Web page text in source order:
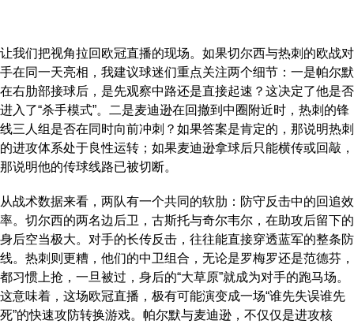
让我们把视角拉回欧冠直播的现场。如果切尔西与热刺的欧战对
手在同一天亮相，我建议球迷们重点关注两个细节：一是帕尔默
在右肋部接球后，是先观察中路还是直接起速？这决定了他是否
进入了“杀手模式”。二是麦迪逊在回撤到中圈附近时，热刺的锋
线三人组是否在同时向前冲刺？如果答案是肯定的，那说明热刺
的进攻体系处于良性运转；如果麦迪逊拿球后只能横传或回敲，
那说明他的传球线路已被切断。
从战术数据来看，两队有一个共同的软肋：防守反击中的回追效
率。切尔西的两名边后卫，古斯托与奇尔韦尔，在助攻后留下的
身后空当极大。对手的长传反击，往往能直接穿透蓝军的整条防
线。热刺则更糟，他们的中卫组合，无论是罗梅罗还是范德芬，
都习惯上抢，一旦被过，身后的“大草原”就成为对手的跑马场。
这意味着，这场欧冠直播，极有可能演变成一场“谁先失误谁先
死”的快速攻防转换游戏。帕尔默与麦迪逊，不仅仅是进攻核